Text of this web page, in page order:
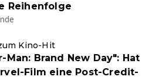
Reihenfolge
Kino-Hit
Man: Brand New Day": Hat
Film eine Post-Credit-